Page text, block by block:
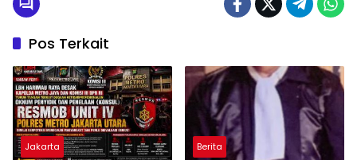
Pos Terkait
Jakarta Berita